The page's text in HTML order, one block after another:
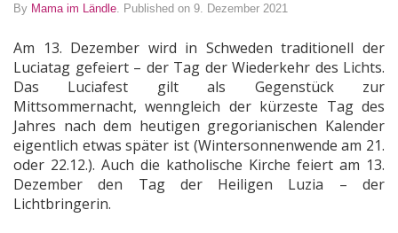
By Mama im Ländle Published on 9. Dezember 2021
Am 13. Dezember wird in Schweden traditionell der
Luciatag gefeiert – der Tag der Wiederkehr des Lichts.
Das Luciafest gilt als Gegenstück zur
Mittsommernacht, wenngleich der kürzeste Tag des
Jahres nach dem heutigen gregorianischen Kalender
eigentlich etwas später ist (Wintersonnenwende am 21.
oder 22.12.). Auch die katholische Kirche feiert am 13.
Dezember den Tag der Heiligen Luzia – der
Lichtbringerin.